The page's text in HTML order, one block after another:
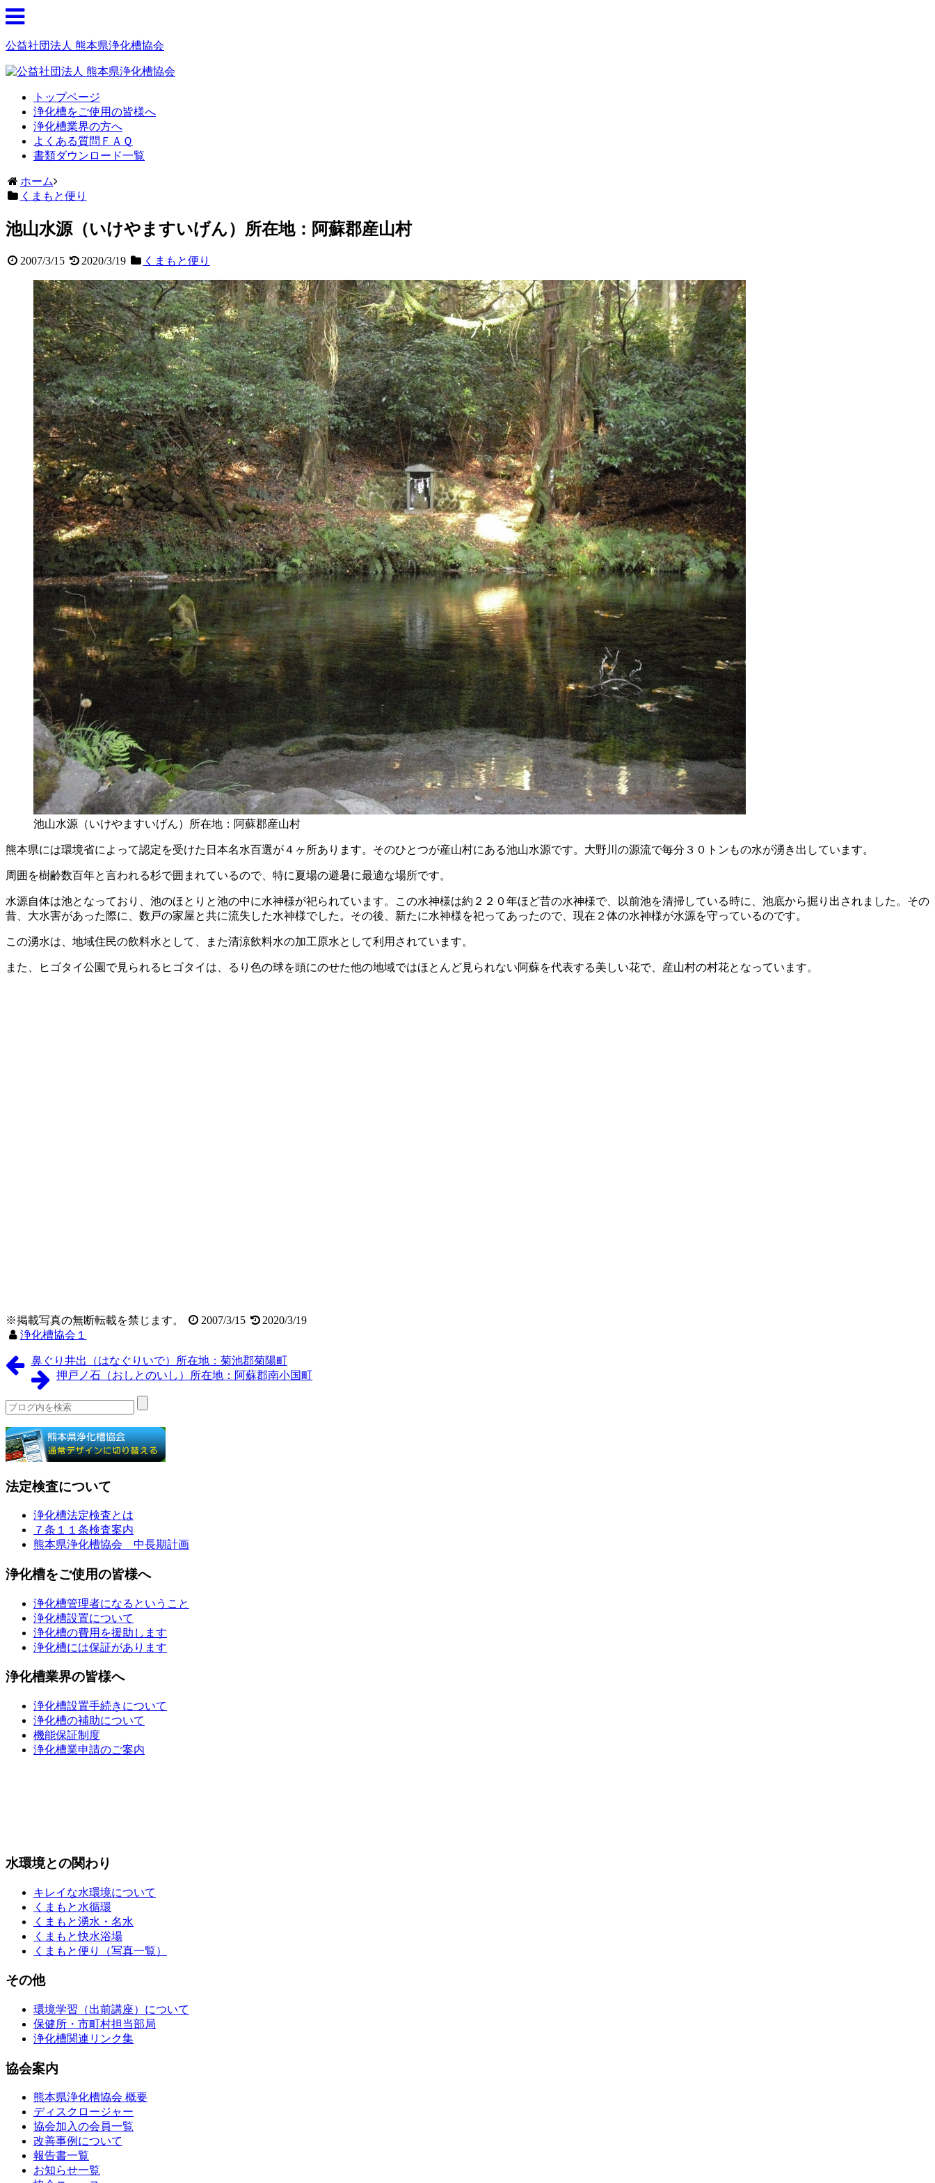
公益社団法人 熊本県浄化槽協会
トップページ
浄化槽をご使用の皆様へ
浄化槽業界の方へ
よくある質問ＦＡＱ
書類ダウンロード一覧
ホーム
くまもと便り
池山水源（いけやますいげん）所在地：阿蘇郡産山村
2007/3/15 2020/3/19 くまもと便り
池山水源（いけやますいげん）所在地：阿蘇郡産山村
熊本県には環境省によって認定を受けた日本名水百選が４ヶ所あります。そのひとつが産山村にある池山水源です。大野川の源流で毎分３０トンもの水が湧き出しています。
周囲を樹齢数百年と言われる杉で囲まれているので、特に夏場の避暑に最適な場所です。
水源自体は池となっており、池のほとりと池の中に水神様が祀られています。この水神様は約２２０年ほど昔の水神様で、以前池を清掃している時に、池底から掘り出されました。その
昔、大水害があった際に、数戸の家屋と共に流失した水神様でした。その後、新たに水神様を祀ってあったので、現在２体の水神様が水源を守っているのです。
この湧水は、地域住民の飲料水として、また清涼飲料水の加工原水として利用されています。
また、ヒゴタイ公園で見られるヒゴタイは、るり色の球を頭にのせた他の地域ではほとんど見られない阿蘇を代表する美しい花で、産山村の村花となっています。
※掲載写真の無断転載を禁じます。 2007/3/15
2020/3/19
浄化槽協会１
鼻ぐり井出（はなぐりいで）所在地：菊池郡菊陽町
押戸ノ石（おしとのいし）所在地：阿蘇郡南小国町
法定検査について
浄化槽法定検査とは
７条１１条検査案内
熊本県浄化槽協会 中長期計画
浄化槽をご使用の皆様へ
浄化槽管理者になるということ
浄化槽設置について
浄化槽の費用を援助します
浄化槽には保証があります
浄化槽業界の皆様へ
浄化槽設置手続きについて
浄化槽の補助について
機能保証制度
浄化槽業申請のご案内
水環境との関わり
キレイな水環境について
くまもと水循環
くまもと湧水・名水
くまもと快水浴場
くまもと便り（写真一覧）
その他
環境学習（出前講座）について
保健所・市町村担当部局
浄化槽関連リンク集
協会案内
熊本県浄化槽協会 概要
ディスクロージャー
協会加入の会員一覧
改善事例について
報告書一覧
お知らせ一覧